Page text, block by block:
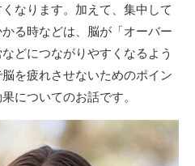
なります。加えて、集中して
る時などは、脳が「オーバー
どにつながりやすくなるよう
を疲れさせないためのポイン
についてのお話です。